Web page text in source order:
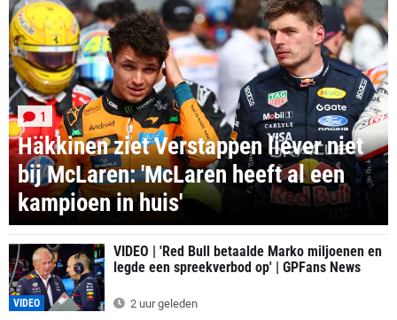
Häkkinen ziet Verstappen liever niet
bij McLaren: 'McLaren heeft al een
kampioen in huis'
1
VIDEO
VIDEO | 'Red Bull betaalde Marko miljoenen en
legde een spreekverbod op' | GPFans News
2 uur geleden